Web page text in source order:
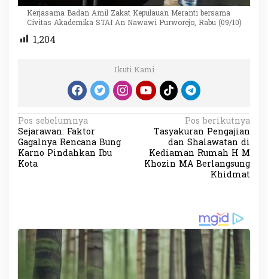
Kerjasama Badan Amil Zakat Kepulauan Meranti bersama
Civitas Akademika STAI An Nawawi Purworejo, Rabu (09/10)
1,204
Ikuti Kami
N
a
v
s
i
Pos sebelumnya
Sejarawan: Faktor
Gagalnya Rencana Bung
Karno Pindahkan Ibu
Kota
Pos berikutnya
Tasyakuran Pengajian
dan Shalawatan di
Kediaman Rumah H M
Khozin MA Berlangsung
Khidmat